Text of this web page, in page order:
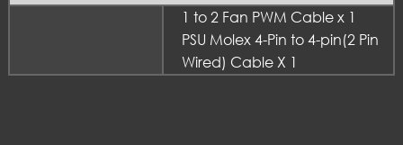
1 to 2 Fan PWM Cable x 1
PSU Molex 4-Pin to 4-pin(2 Pin
Wired) Cable X 1